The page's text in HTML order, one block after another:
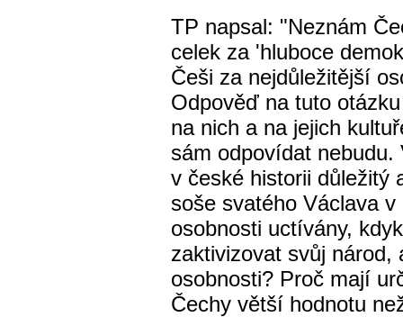
TP napsal: "Neznám
celek za 'hluboce
Češi za nejdůležitější
Odpověď na tuto
na nich a na jejich
sám odpovídat
v české historii důležitý
soše svatého Václava
osobnosti uctívány,
zaktivizovat svůj národ,
osobnosti? Proč mají
Čechy větší hodnotu